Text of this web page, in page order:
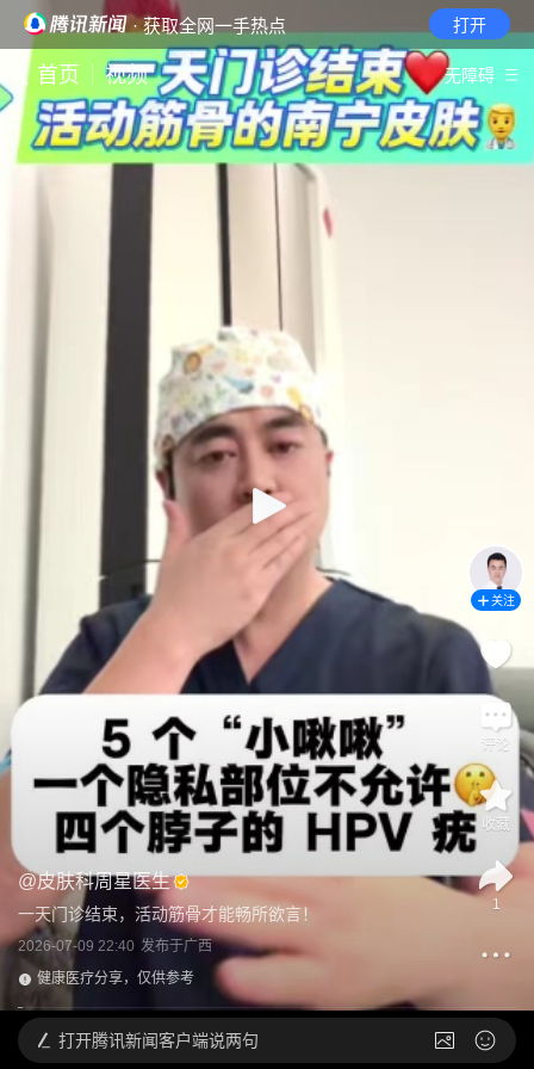
· 获取全网一手热点 打开
首页 视频 无障碍
@皮肤科周星医生
一天门诊结束，活动筋骨才能畅所欲言！
2026-07-09 22:40 发布于广西
健康医疗分享，仅供参考
关注
评论
收藏
1
打开腾讯新闻客户端说两句